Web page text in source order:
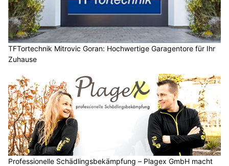
TFTortechnik Mitrovic Goran: Hochwertige Garagentore für Ihr
Zuhause
Professionelle Schädlingsbekämpfung – Plagex GmbH macht